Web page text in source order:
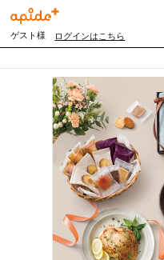
ゲスト様 ログインはこちら